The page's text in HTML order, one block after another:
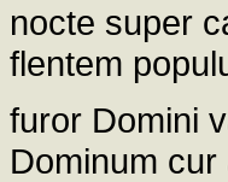
nocte super
flentem
furor Domini
Dominum